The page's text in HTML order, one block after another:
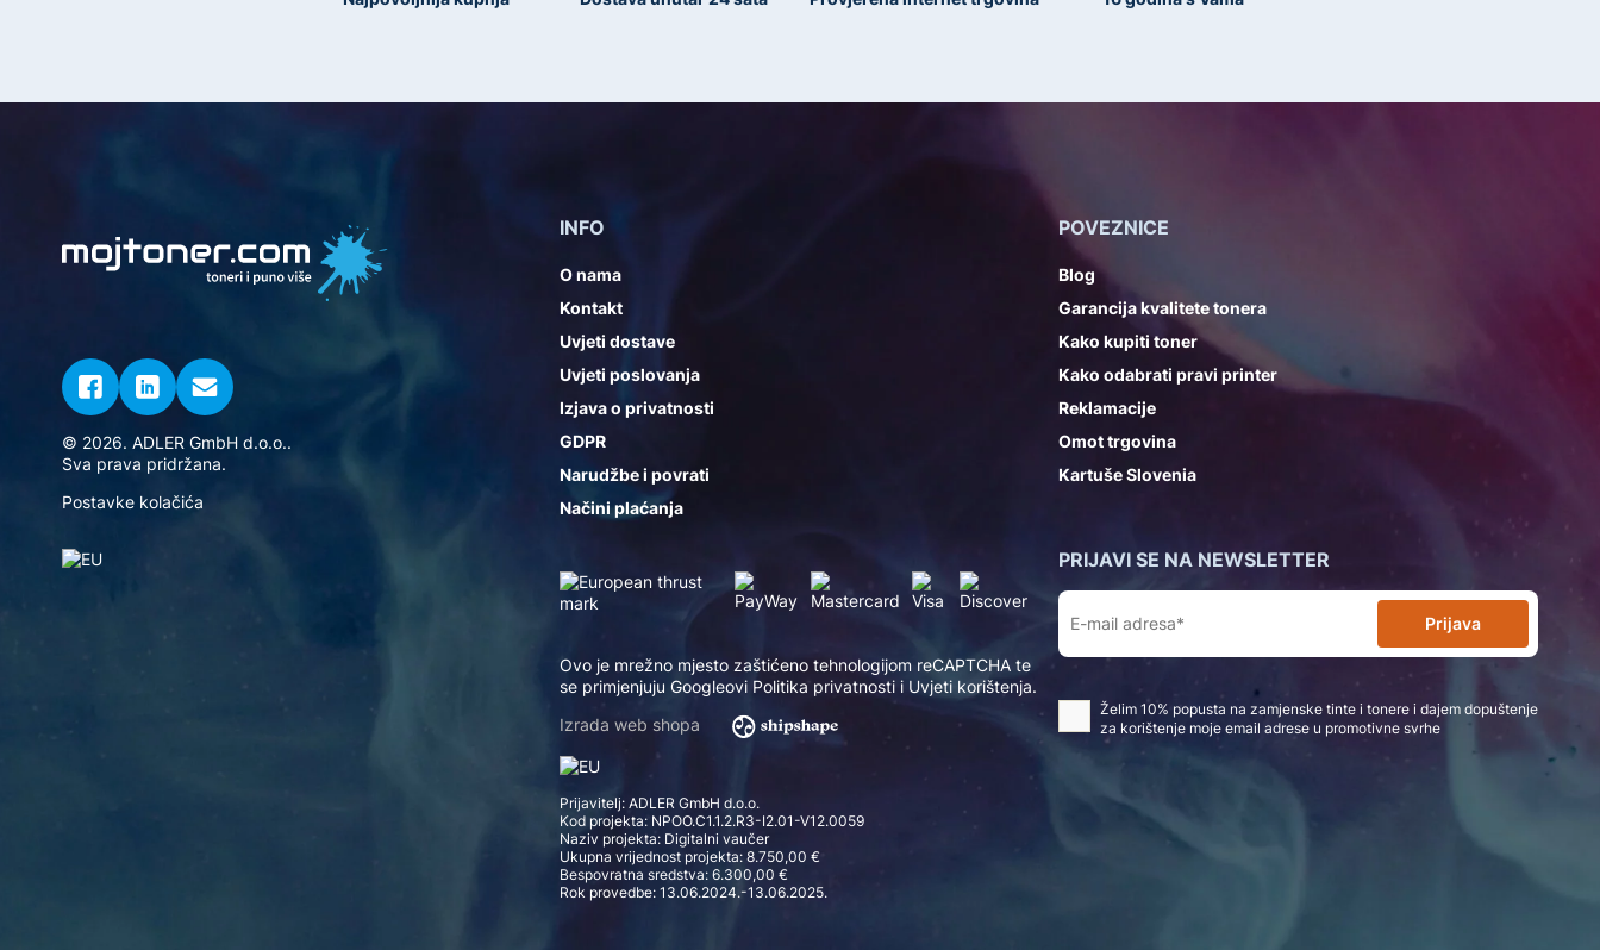
© 2026. ADLER GmbH d.o.o..
Sva prava pridržana.
Postavke kolačića
INFO
O nama
Kontakt
Uvjeti dostave
Uvjeti poslovanja
Izjava o privatnosti
GDPR
Narudžbe i povrati
Načini plaćanja
POVEZNICE
Blog
Garancija kvalitete tonera
Kako kupiti toner
Kako odabrati pravi printer
Reklamacije
Omot trgovina
Kartuše Slovenia
Ovo je mrežno mjesto zaštićeno tehnologijom reCAPTCHA te
se primjenjuju Googleovi Politika privatnosti i Uvjeti korištenja.
Izrada web shopa
Prijavitelj: ADLER GmbH d.o.o.
Kod projekta: NPOO.C1.1.2.R3-I2.01-V12.0059
Naziv projekta: Digitalni vaučer
Ukupna vrijednost projekta: 8.750,00 €
Bespovratna sredstva: 6.300,00 €
Rok provedbe: 13.06.2024.-13.06.2025.
PRIJAVI SE NA NEWSLETTER
Prijava
Želim 10% popusta na zamjenske tinte i tonere i dajem dopuštenje
za korištenje moje email adrese u promotivne svrhe